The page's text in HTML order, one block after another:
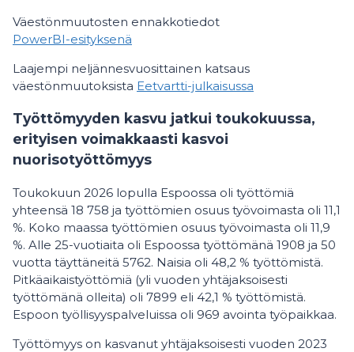
Väestönmuutosten ennakkotiedot
PowerBI-esityksenä
Laajempi neljännesvuosittainen katsaus
väestönmuutoksista Eetvartti-julkaisussa
Työttömyyden kasvu jatkui toukokuussa,
erityisen voimakkaasti kasvoi
nuorisotyöttömyys
Toukokuun 2026 lopulla Espoossa oli työttömiä
yhteensä 18 758 ja työttömien osuus työvoimasta oli 11,1
%. Koko maassa työttömien osuus työvoimasta oli 11,9
%. Alle 25-vuotiaita oli Espoossa työttömänä 1908 ja 50
vuotta täyttäneitä 5762. Naisia oli 48,2 % työttömistä.
Pitkäaikaistyöttömiä (yli vuoden yhtäjaksoisesti
työttömänä olleita) oli 7899 eli 42,1 % työttömistä.
Espoon työllisyyspalveluissa oli 969 avointa työpaikkaa.
Työttömyys on kasvanut yhtäjaksoisesti vuoden 2023